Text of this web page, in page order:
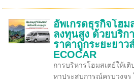
อัพเกรดธุรกิจโฮม
ลงทุนสูง ด้วยบริก
ราคาถูกระยะยาว
ECOCAR
การบริหารโฮมสเตย์ให้เ
หาประสบการณ์ครบวงจร